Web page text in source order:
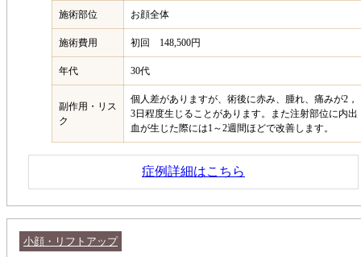
施術部位 お顔全体
施術費用 初回 148,500円
年代 30代
副作用・リス
ク
個人差がありますが、術後に赤み、腫れ、痛みが2，
3日程度生じることがあります。また注射部位に内出
血が生じた際には1～2週間ほどで改善します。
症例詳細はこちら
小顔・リフトアップ